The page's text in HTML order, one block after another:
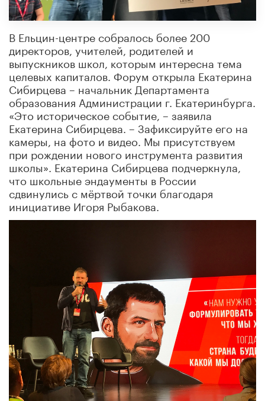
В Ельцин-центре собралось более 200
директоров, учителей, родителей и
выпускников школ, которым интересна тема
целевых капиталов. Форум открыла Екатерина
Сибирцева – начальник Департамента
образования Администрации г. Екатеринбурга.
«Это историческое событие, – заявила
Екатерина Сибирцева. – Зафиксируйте его на
камеры, на фото и видео. Мы присутствуем
при рождении нового инструмента развития
школы». Екатерина Сибирцева подчеркнула,
что школьные эндаументы в России
сдвинулись с мёртвой точки благодаря
инициативе Игоря Рыбакова.